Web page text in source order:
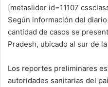
[metaslider id=11107
Según información del
cantidad de casos se
Pradesh, ubicado al sur de
Los reportes preliminares
autoridades sanitarias del